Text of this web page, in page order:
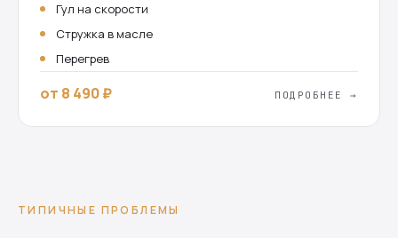
Гул на скорости
Стружка в масле
Перегрев
от 8 490 ₽ ПОДРОБНЕЕ →
ТИПИЧНЫЕ ПРОБЛЕМЫ